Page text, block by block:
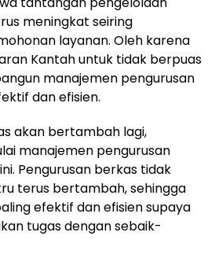
meningkat seiring
layanan. Oleh karena
Kantah untuk tidak berpuas
manajemen pengurusan
dan efisien.
akan bertambah lagi,
manajemen pengurusan
Pengurusan berkas tidak
terus bertambah, sehingga
efektif dan efisien supaya
tugas dengan sebaik-